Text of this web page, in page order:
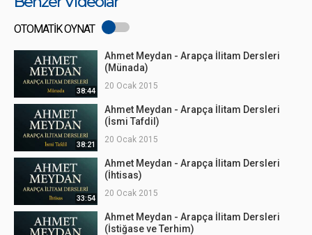
OTOMATİK OYNAT
38:44
Ahmet Meydan - Arapça İlitam Dersleri
(Münada)
20 Ocak 2015
38:21
Ahmet Meydan - Arapça İlitam Dersleri
(İsmi Tafdil)
20 Ocak 2015
33:54
Ahmet Meydan - Arapça İlitam Dersleri
(İhtisas)
20 Ocak 2015
Ahmet Meydan - Arapça İlitam Dersleri
(İstiğase ve Terhim)